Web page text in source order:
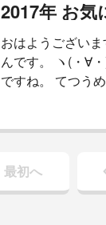
では 参りましょ
レポ。 【 おはよ
ずは 最新画像で
おはようござい
んです。 ヽ(・∀
ですね。 てつう
の ご指名で
れでは 参りまし
】 とーちゃんと
参加。 ブル友さ
最初へ